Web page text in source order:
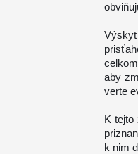
aby
verte
K tejto
k nim